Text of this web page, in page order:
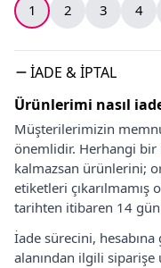
1 2 3 4
İADE & İPTAL
Ürünlerimi nasıl
Müşterilerimizin
önemlidir. Herhangi
kalmazsan ürünlerini;
etiketleri çıkarılmamış
tarihten itibaren 14
İade sürecini,
alanından ilgili siparişe